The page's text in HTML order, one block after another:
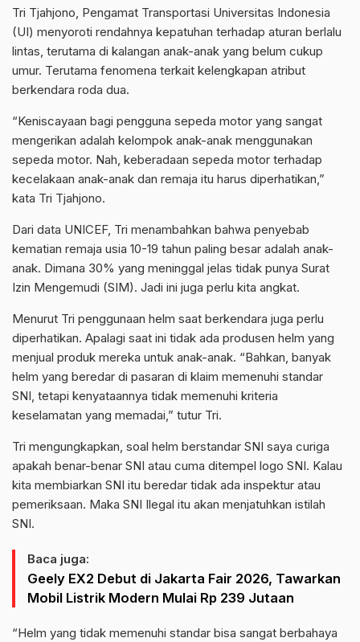
Tri Tjahjono, Pengamat Transportasi Universitas Indonesia
(UI) menyoroti rendahnya kepatuhan terhadap aturan berlalu
lintas, terutama di kalangan anak-anak yang belum cukup
umur. Terutama fenomena terkait kelengkapan atribut
berkendara roda dua.
“Keniscayaan bagi pengguna sepeda motor yang sangat
mengerikan adalah kelompok anak-anak menggunakan
sepeda motor. Nah, keberadaan sepeda motor terhadap
kecelakaan anak-anak dan remaja itu harus diperhatikan,”
kata Tri Tjahjono.
Dari data UNICEF, Tri menambahkan bahwa penyebab
kematian remaja usia 10-19 tahun paling besar adalah anak-
anak. Dimana 30% yang meninggal jelas tidak punya Surat
Izin Mengemudi (SIM). Jadi ini juga perlu kita angkat.
Menurut Tri penggunaan helm saat berkendara juga perlu
diperhatikan. Apalagi saat ini tidak ada produsen helm yang
menjual produk mereka untuk anak-anak. “Bahkan, banyak
helm yang beredar di pasaran di klaim memenuhi standar
SNI, tetapi kenyataannya tidak memenuhi kriteria
keselamatan yang memadai,” tutur Tri.
Tri mengungkapkan, soal helm berstandar SNI saya curiga
apakah benar-benar SNI atau cuma ditempel logo SNI. Kalau
kita membiarkan SNI itu beredar tidak ada inspektur atau
pemeriksaan. Maka SNI Ilegal itu akan menjatuhkan istilah
SNI.
Baca juga:
Geely EX2 Debut di Jakarta Fair 2026, Tawarkan
Mobil Listrik Modern Mulai Rp 239 Jutaan
“Helm yang tidak memenuhi standar bisa sangat berbahaya